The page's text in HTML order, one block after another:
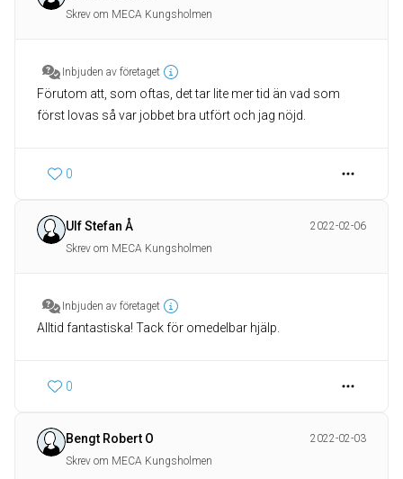
Skrev om MECA Kungsholmen
Inbjuden av företaget
Förutom att, som oftas, det tar lite mer tid än vad som
först lovas så var jobbet bra utfört och jag nöjd.
0
Ulf Stefan Å
2022-02-06
Skrev om MECA Kungsholmen
Inbjuden av företaget
Alltid fantastiska! Tack för omedelbar hjälp.
0
Bengt Robert O
2022-02-03
Skrev om MECA Kungsholmen